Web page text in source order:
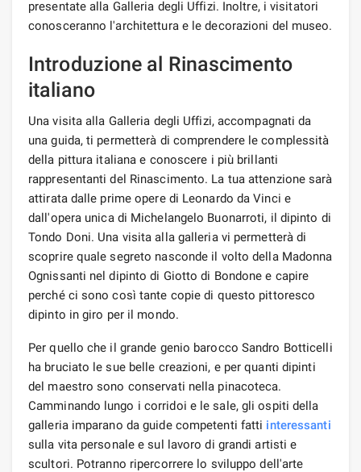
presentate alla Galleria degli Uffizi. Inoltre, i visitatori
conosceranno l'architettura e le decorazioni del museo.
Introduzione al Rinascimento
italiano
Una visita alla Galleria degli Uffizi, accompagnati da
una guida, ti permetterà di comprendere le complessità
della pittura italiana e conoscere i più brillanti
rappresentanti del Rinascimento. La tua attenzione sarà
attirata dalle prime opere di Leonardo da Vinci e
dall'opera unica di Michelangelo Buonarroti, il dipinto di
Tondo Doni. Una visita alla galleria vi permetterà di
scoprire quale segreto nasconde il volto della Madonna
Ognissanti nel dipinto di Giotto di Bondone e capire
perché ci sono così tante copie di questo pittoresco
dipinto in giro per il mondo.
Per quello che il grande genio barocco Sandro Botticelli
ha bruciato le sue belle creazioni, e per quanti dipinti
del maestro sono conservati nella pinacoteca.
Camminando lungo i corridoi e le sale, gli ospiti della
galleria imparano da guide competenti fatti interessanti
sulla vita personale e sul lavoro di grandi artisti e
scultori. Potranno ripercorrere lo sviluppo dell'arte